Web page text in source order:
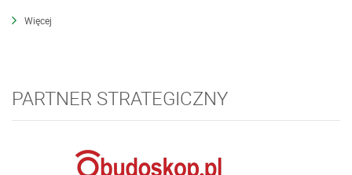
Więcej
PARTNER STRATEGICZNY